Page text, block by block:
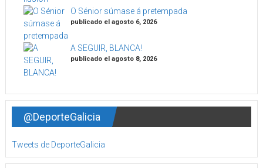
O Sénior súmase á pretempada
publicado el agosto 6, 2026
A SEGUIR, BLANCA!
publicado el agosto 8, 2026
@DeporteGalicia
Tweets de DeporteGalicia